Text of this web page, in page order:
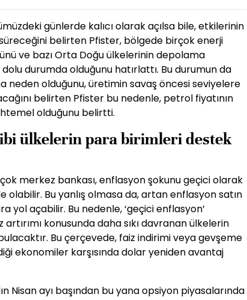
günlerde kalıcı olarak açılsa bile, etkilerinin
belirten Pfister, bölgede birçok enerji
ve bazı Orta Doğu ülkelerinin depolama
durumda olduğunu hatırlattı. Bu durumun da
neden olduğunu, üretimin savaş öncesi seviyelere
belirten Pfister bu nedenle, petrol fiyatının
olduğunu belirtti.
ülkelerin para birimleri destek
merkez bankası, enflasyon şokunu geçici olarak
olabilir. Bu yanlış olmasa da, artan enflasyon satın
yol açabilir. Bu nedenle, ‘geçici enflasyon’
konusunda daha sıkı davranan ülkelerin
Bu çerçevede, faiz indirimi veya gevşeme
ekonomiler karşısında dolar yeniden avantaj
Nisan ayı başından bu yana opsiyon piyasalarında